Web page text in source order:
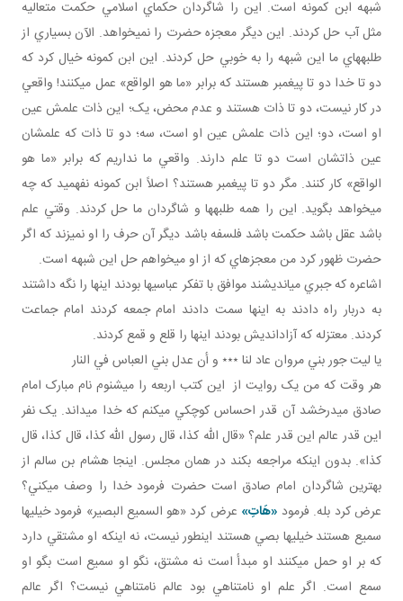
شبهه ابن کمونه است. اين را شاگردان حکماي اسلامي حکمت متعاليه
مثل آب حل کردند. اين ديگر معجزه حضرت را نمي خواهد. الآن بسياري از
طلبه هاي ما اين شبهه را به خوبي حل کردند. اين ابن کمونه خيال کرد که
دو تا خدا دو تا پيغمبر هستند که برابر «ما هو الواقع» عمل می­کنند! واقعي
در کار نيست، دو تا ذات هستند و عدم محض، يک؛ اين ذات علمش عين
او است، دو؛ اين ذات علمش عين او است، سه؛ دو تا ذات که علمشان
عين ذاتشان است دو تا علم دارند. واقعي ما نداريم که برابر «ما هو
الواقع» کار کنند. مگر دو تا پيغمبر هستند؟ اصلاً ابن کمونه نفهميد که چه
مي خواهد بگويد. اين را همه طلبه ها و شاگردان ما حل کردند. وقتي علم
باشد عقل باشد حکمت باشد فلسفه باشد ديگر آن حرف را او نمي زند که اگر
حضرت ظهور کرد من معجزه اي که از او مي خواهم حل اين شبهه است.
اشاعره که جبري مي انديشند موافق با تفکر عباسي ها بودند اينها را نگه داشتند
به دربار راه دادند به اينها سمت دادند امام جمعه کردند امام جماعت
کردند. معتزله که آزادانديش بودند اينها را قلع و قمع کردند.
يا ليت جور بني مروان عاد لنا ٭٭٭ و أن عدل بني العباس في النار
هر وقت که من يک روايت از اين کتب اربعه را مي شنوم نام مبارک امام
صادق مي درخشد آن قدر احساس کوچکي مي کنم که خدا مي داند. يک نفر
اين قدر عالم اين قدر علم؟ «قال الله کذا، قال رسول الله کذا، قال کذا، قال
کذا». بدون اينکه مراجعه بکند در همان مجلس. اينجا هشام بن سالم از
بهترين شاگردان امام صادق است حضرت فرمود خدا را وصف مي کني؟
عرض کرد بله. فرمود «هَاتِ» عرض کرد «هو السميع البصير» فرمود خيلي ها
سميع هستند خيلي ها بصي هستند اين طور نيست، نه اينکه او مشتقي دارد
که بر او حمل می­کنند او مبدأ است نه مشتق، نگو او سميع است بگو او
سمع است. اگر علم او نامتناهي بود عالم نامتناهي نيست؟ اگر عالم